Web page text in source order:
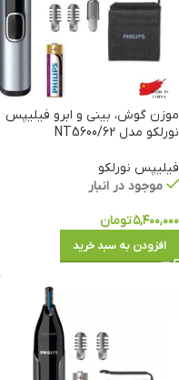
موزن گوش، بینی و ابرو فیلیپس
نورلکو مدل NT5600/62
فیلیپس نورلکو
موجود در انبار
۵,۴۰۰,۰۰۰تومان
افزودن به سبد خرید